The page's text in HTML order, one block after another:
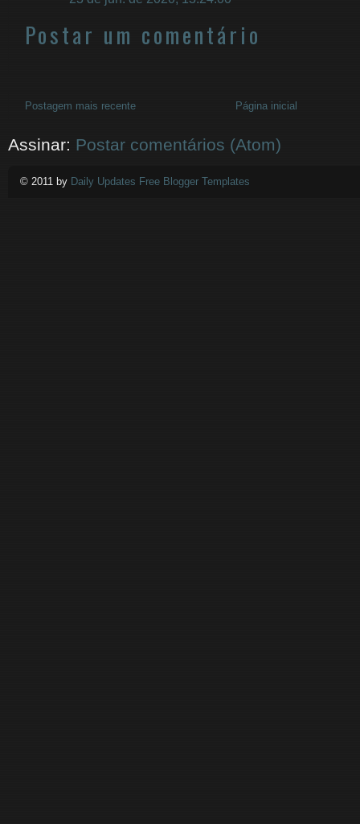
Postar um comentário
Postagem mais recente Página inicial
Assinar: Postar comentários (Atom)
© 2011 by Daily Updates Free Blogger Templates